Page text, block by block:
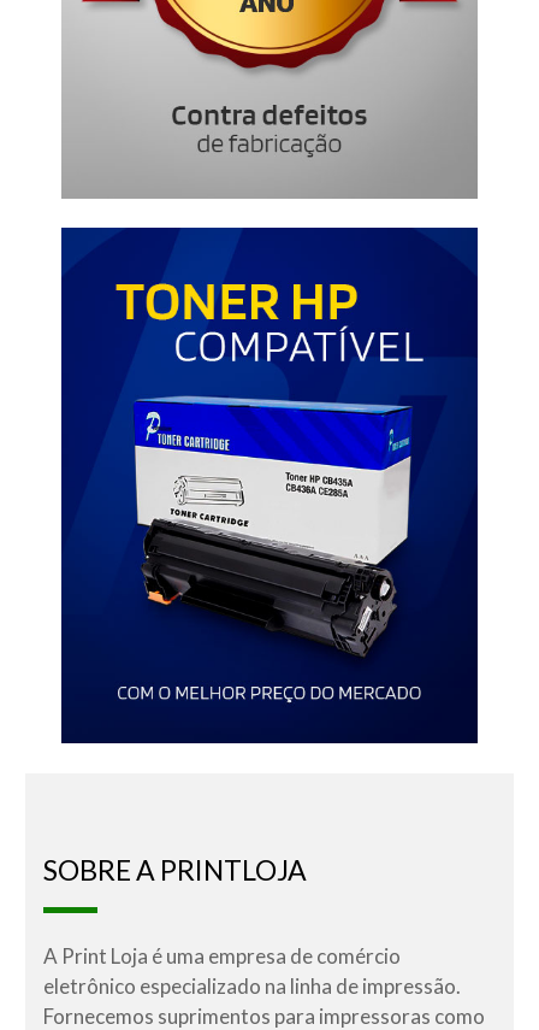
SOBRE A PRINTLOJA
A Print Loja é uma empresa de comércio
eletrônico especializado na linha de impressão.
Fornecemos suprimentos para impressoras como